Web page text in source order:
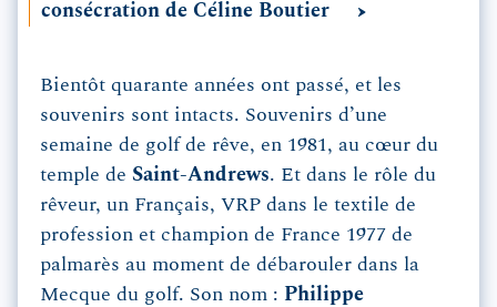
consécration de Céline Boutier
Bientôt quarante années ont passé, et les
souvenirs sont intacts. Souvenirs d’une
semaine de golf de rêve, en 1981, au cœur du
temple de Saint-Andrews. Et dans le rôle du
rêveur, un Français, VRP dans le textile de
profession et champion de France 1977 de
palmarès au moment de débarouler dans la
Mecque du golf. Son nom : Philippe